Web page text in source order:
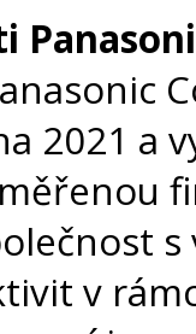
2021 a
v